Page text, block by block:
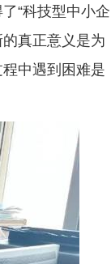
“科技型中小企
的真正意义是为
中遇到困难是